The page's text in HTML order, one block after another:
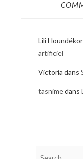
Lili
artificiel
Victoria dans
tasnimedans